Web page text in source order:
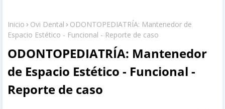
Inicio Ovi Dental
ODONTOPEDIATRÍA: Mantenedor de
Espacio Estético - Funcional - Reporte de caso
ODONTOPEDIATRÍA: Mantenedor
de Espacio Estético - Funcional -
Reporte de caso